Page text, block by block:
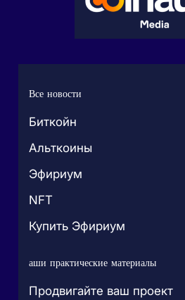
Все новости
Биткойн
Альткоины
Эфириум
NFT
Купить Эфириум
аши практические материалы
Продвигайте ваш проект